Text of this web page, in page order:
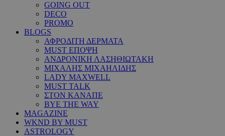
GOING OUT
DECO
PROMO
BLOGS
ΑΦΡΟΔΙΤΗ ΔΕΡΜΑΤΑ
MUST ΕΠΟΨΗ
ΑΝΔΡΟΝΙΚΗ ΛΑΣΗΘΙΩΤΑΚΗ
ΜΙΧΑΛΗΣ ΜΙΧΑΗΛΙΔΗΣ
LADY MAXWELL
MUST TALK
ΣΤΟΝ ΚΑΝΑΠΕ
BYE THE WAY
MAGAZINE
WKND BY MUST
ASTROLOGY